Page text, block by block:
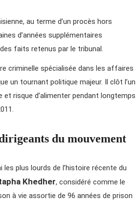
au terme d’un procès hors
d’années supplémentaires
faits retenus par le tribunal.
criminelle spécialisée dans les affaires
un tournant politique majeur. Il clôt l’un
risque d’alimenter pendant longtemps
du mouvement
plus lourds de l’histoire récente du
Khedher, considéré comme le
à vie assortie de 96 années de prison